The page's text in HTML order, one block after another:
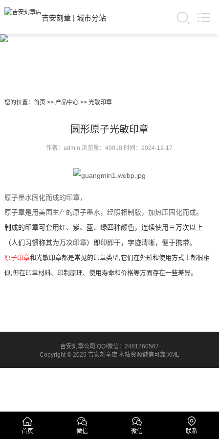
吉安刻章| 城市分站
您的位置： 首页 >> 产品中心>> 光敏印章
圆形原子光敏印章
作者：admin 浏览量：49018 时间：2024-12-17
原子墨水固化而成的印章，
原子章是用美国生产的原子墨水，经照相制版，加热压固化而成。
制成的印章可套用红、紫、蓝、绿四种颜色，连续使用三万次以上
（人们习惯称其为万次印章）即印即干，字迹清晰，便于携带。
原子印章和光敏印章都是常见的印章类型,它们在外形和使用方式上都很相
似,但在印章材料、印制原理、使用寿命和价格等方面存在一些差异。
吉安刻章公司 QQ/微信：2481260567
Copyright © 2025 吉安刻章店 本站资源诚信可靠 XML
首页 微信 微信 联系